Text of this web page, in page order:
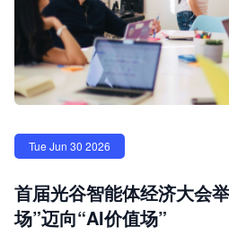
Tue Jun 30 2026
首届光谷智能体经济大会
场”迈向“AI价值场”